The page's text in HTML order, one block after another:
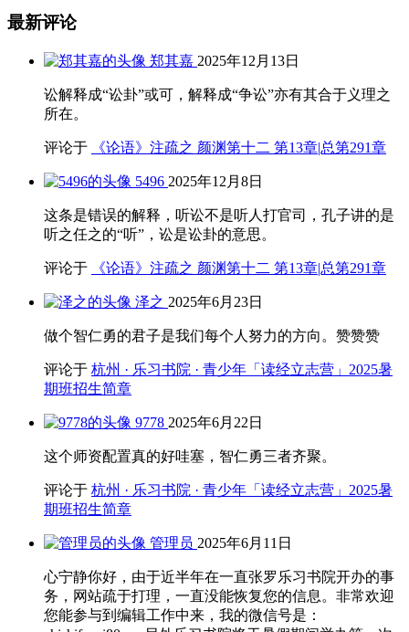
最新评论
郑其嘉 2025年12月13日
讼解释成“讼卦”或可，解释成“争讼”亦有其合于义理之
所在。
评论于 《论语》注疏之 颜渊第十二 第13章|总第291章
5496 2025年12月8日
这条是错误的解释，听讼不是听人打官司，孔子讲的是
听之任之的“听”，讼是讼卦的意思。
评论于 《论语》注疏之 颜渊第十二 第13章|总第291章
泽之 2025年6月23日
做个智仁勇的君子是我们每个人努力的方向。赞赞赞
评论于 杭州 · 乐习书院 · 青少年「读经立志营」2025暑
期班招生简章
9778 2025年6月22日
这个师资配置真的好哇塞，智仁勇三者齐聚。
评论于 杭州 · 乐习书院 · 青少年「读经立志营」2025暑
期班招生简章
管理员 2025年6月11日
心宁静你好，由于近半年在一直张罗乐习书院开办的事
务，网站疏于打理，一直没能恢复您的信息。非常欢迎
您能参与到编辑工作中来，我的微信号是：